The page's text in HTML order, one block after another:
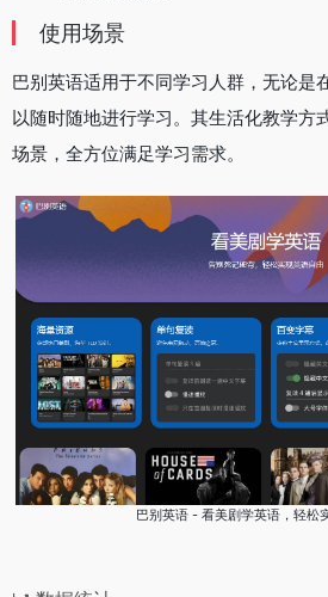
使用场景
巴别英语适用于不同学习人群，无论是
以随时随地进行学习。其生活化教学方
场景，全方位满足学习需求‌。
巴别英语 - 看美剧学英语，轻松